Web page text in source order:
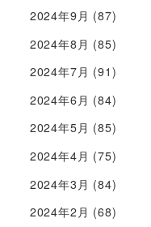
2024年9月 (87)
2024年8月 (85)
2024年7月 (91)
2024年6月 (84)
2024年5月 (85)
2024年4月 (75)
2024年3月 (84)
2024年2月 (68)